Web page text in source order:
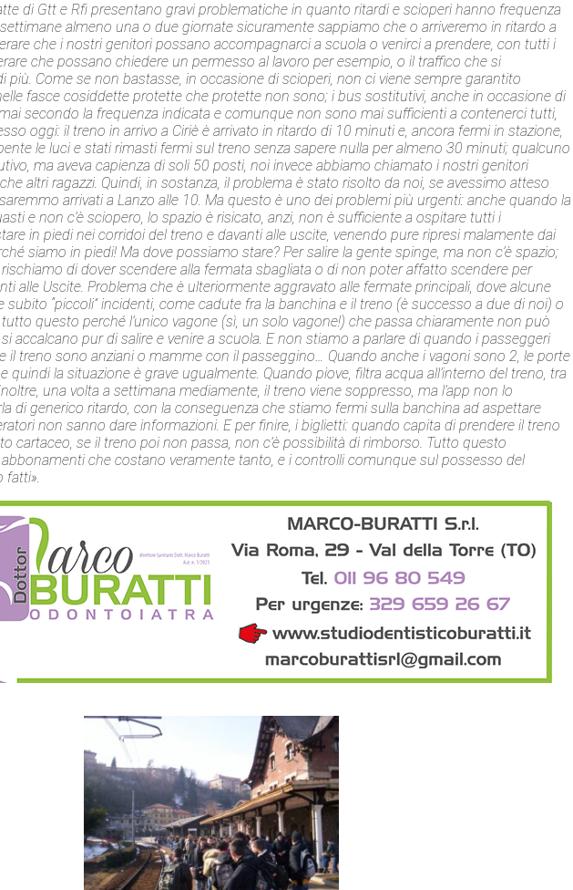
di Gtt e Rfi presentano gravi problematiche in quanto ritardi e scioperi hanno frequenza
almeno una o due giornate sicuramente sappiamo che o arriveremo in ritardo a
che i nostri genitori possano accompagnarci a scuola o venirci a prendere, con tutti i
che possano chiedere un permesso al lavoro per esempio, o il traffico che si
più. Come se non bastasse, in occasione di scioperi, non ci viene sempre garantito
fasce cosiddette protette che protette non sono; i bus sostitutivi, anche in occasione di
secondo la frequenza indicata e comunque non sono mai sufficienti a contenerci tutti,
oggi: il treno in arrivo a Ciriè è arrivato in ritardo di 10 minuti e, ancora fermi in stazione,
le luci e stati rimasti fermi sul treno senza sapere nulla per almeno 30 minuti; qualcuno
ma aveva capienza di soli 50 posti, noi invece abbiamo chiamato i nostri genitori
altri ragazzi. Quindi, in sostanza, il problema è stato risolto da noi, se avessimo atteso
arrivati a Lanzo alle 10. Ma questo è uno dei problemi più urgenti: anche quando la
e non c’è sciopero, lo spazio è risicato, anzi, non è sufficiente a ospitare tutti i
in piedi nei corridoi del treno e davanti alle uscite, venendo pure ripresi malamente dai
siamo in piedi! Ma dove possiamo stare? Per salire la gente spinge, ma non c’è spazio;
di dover scendere alla fermata sbagliata o di non poter affatto scendere per
alle Uscite. Problema che è ulteriormente aggravato alle fermate principali, dove alcune
subito “piccoli” incidenti, come cadute fra la banchina e il treno (è successo a due di noi) o
tutto questo perché l’unico vagone (sì, un solo vagone!) che passa chiaramente non può
accalcano pur di salire e venire a scuola. E non stiamo a parlare di quando i passeggeri
il treno sono anziani o mamme con il passeggino… Quando anche i vagoni sono 2, le porte
quindi la situazione è grave ugualmente. Quando piove, filtra acqua all’interno del treno, tra
una volta a settimana mediamente, il treno viene soppresso, ma l’app non lo
di generico ritardo, con la conseguenza che stiamo fermi sulla banchina ad aspettare
non sanno dare informazioni. E per finire, i biglietti: quando capita di prendere il treno
cartaceo, se il treno poi non passa, non c’è possibilità di rimborso. Tutto questo
che costano veramente tanto, e i controlli comunque sul possesso del
fatti».